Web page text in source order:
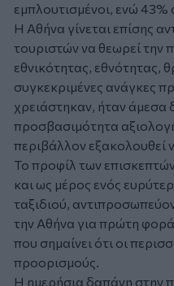
εμπλουτισμένοι, ενώ
Η Αθήνα γίνεται επίσης
τουριστών να θεωρεί την
εθνικότητας, εθνότητας,
συγκεκριμένες ανάγκες
χρειάστηκαν, ήταν άμεσα
προσβασιμότητα
περιβάλλον εξακολουθεί
Το προφίλ των
και ως μέρος ενός
ταξιδιού,
την Αθήνα για πρώτη
που σημαίνει ότι οι
προορισμούς.
Η ημερήσια δαπάνη στην